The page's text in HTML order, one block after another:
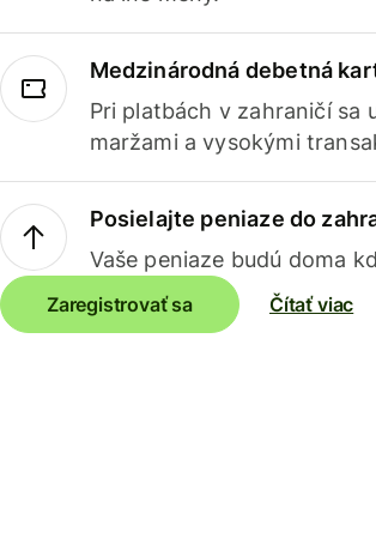
Medzinárodná debetná
Pri platbách v zahraničí sa
maržami a vysokými
Posielajte peniaze do
Vaše peniaze budú doma
Zaregistrovať sa Čítať viac